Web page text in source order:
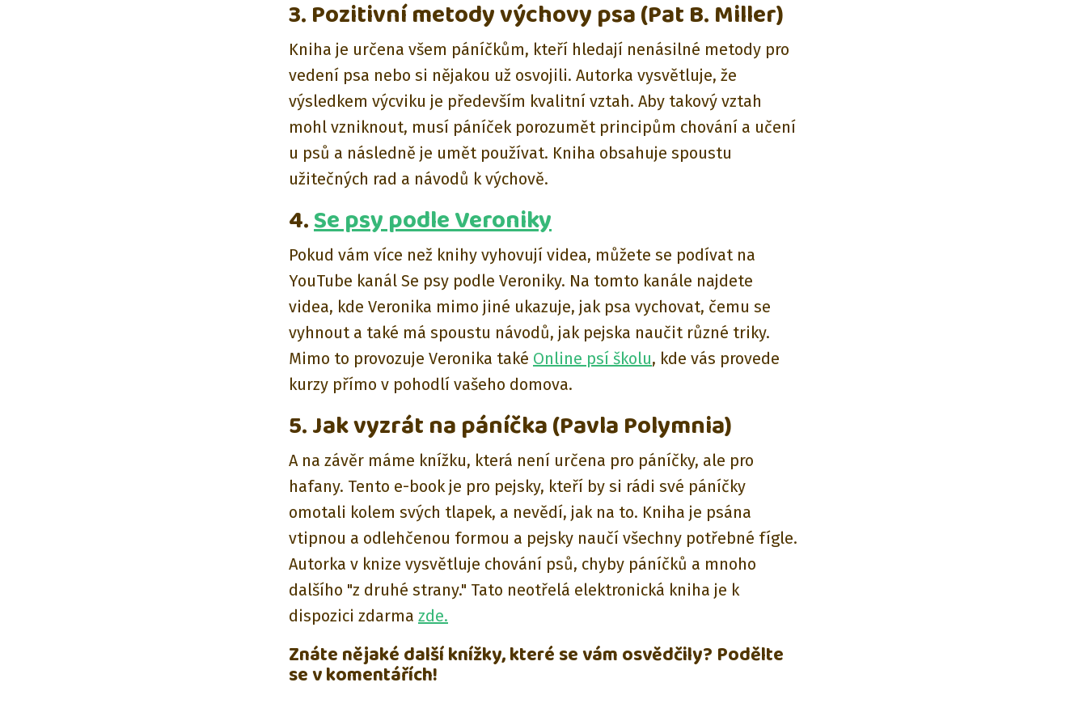
3. Pozitivní metody výchovy psa (Pat B. Miller)
Kniha je určena všem páníčkům, kteří hledají nenásilné metody pro
vedení psa nebo si nějakou už osvojili. Autorka vysvětluje, že
výsledkem výcviku je především kvalitní vztah. Aby takový vztah
mohl vzniknout, musí páníček porozumět principům chování a učení
u psů a následně je umět používat. Kniha obsahuje spoustu
užitečných rad a návodů k výchově.
4.Se psy podle Veroniky
Pokud vám více než knihy vyhovují videa, můžete se podívat na
YouTube kanál Se psy podle Veroniky. Na tomto kanále najdete
videa, kde Veronika mimo jiné ukazuje, jak psa vychovat, čemu se
vyhnout a také má spoustu návodů, jak pejska naučit různé triky.
Mimo to provozuje Veronika také Online psí školu, kde vás provede
kurzy přímo v pohodlí vašeho domova.
5. Jak vyzrát na páníčka (Pavla Polymnia)
A na závěr máme knížku, která není určena pro páníčky, ale pro
hafany. Tento e-book je pro pejsky, kteří by si rádi své páníčky
omotali kolem svých tlapek, a nevědí, jak na to. Kniha je psána
vtipnou a odlehčenou formou a pejsky naučí všechny potřebné fígle.
Autorka v knize vysvětluje chování psů, chyby páníčků a mnoho
dalšího "z druhé strany." Tato neotřelá elektronická kniha je k
dispozici zdarma zde.
Znáte nějaké další knížky, které se vám osvědčily? Podělte
se v komentářích!